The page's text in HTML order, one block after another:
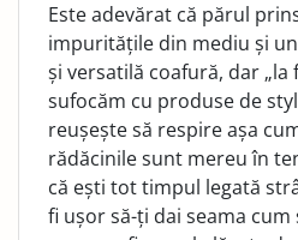
Este adevărat că părul
impuritățile din mediu și
și versatilă coafură, dar „la
sufocăm cu produse de
reușește să respire așa
rădăcinile sunt mereu în
că ești tot timpul le­gată
fi ușor să-ți dai seama